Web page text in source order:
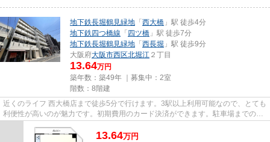
地下鉄長堀鶴見緑地 「西大橋 」駅 徒歩4分
地下鉄四つ橋線 「四ツ橋 」駅 徒歩7分
地下鉄長堀鶴見緑地 「西長堀 」駅 徒歩9分
大阪府大阪市西区北堀江 ２丁目
13.64万円
築年数：築49年 ｜募集中： 2室
階数：8階建
近くのライフ 西大橋店まで徒歩5分で行けます。3駅以上利用可能なので、とても
利便性が高いのが魅力です。初期費用のカード決済ができます。駐車場までの距
離は300mです。周辺には、徒...
13.64万円